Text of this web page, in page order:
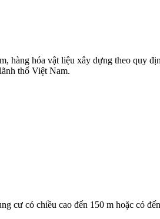
hàng hóa vật liệu xây dựng theo quy
thổ Việt Nam.
cư có chiều cao đến 150 m hoặc có